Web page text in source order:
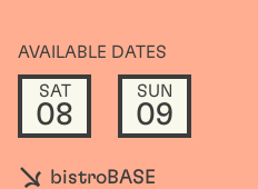
AVAILABLE DATES
SAT
08
SUN
09
bistroBASE